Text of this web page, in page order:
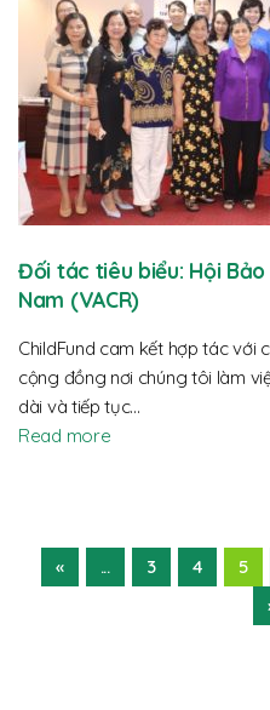
Đối tác tiêu biểu: Hội
Nam (VACR)
ChildFund cam kết hợp tác
cộng đồng nơi chúng tôi làm
dài và tiếp tục…
Read more
« ... 3 4 5